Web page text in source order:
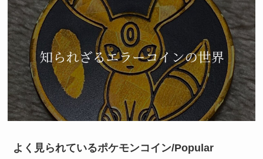
よく見られているポケモンコイン/Popular